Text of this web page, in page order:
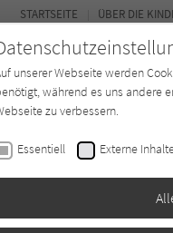
Autor*in
STARTSEITE ÜBER DIE
unserer Webseite werden
während es uns andere
zu verbessern.
Essentiell Externe